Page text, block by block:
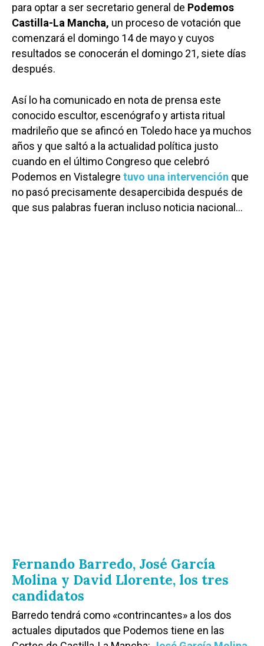
para optar a ser secretario general de Podemos
Castilla-La Mancha, un proceso de votación que
comenzará el domingo 14 de mayo y cuyos
resultados se conocerán el domingo 21, siete días
después.
Así lo ha comunicado en nota de prensa este
conocido escultor, escenógrafo y artista ritual
madrileño que se afincó en Toledo hace ya muchos
años y que saltó a la actualidad política justo
cuando en el último Congreso que celebró
Podemos en Vistalegre tuvo una intervención que
no pasó precisamente desapercibida después de
que sus palabras fueran incluso noticia nacional…
Fernando Barredo, José García
Molina y David Llorente, los tres
candidatos
Barredo tendrá como «contrincantes» a los dos
actuales diputados que Podemos tiene en las